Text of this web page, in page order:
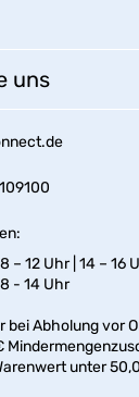
uns
8 – 12 Uhr | 14 – 16
8 - 14 Uhr
bei Abholung vor
unter